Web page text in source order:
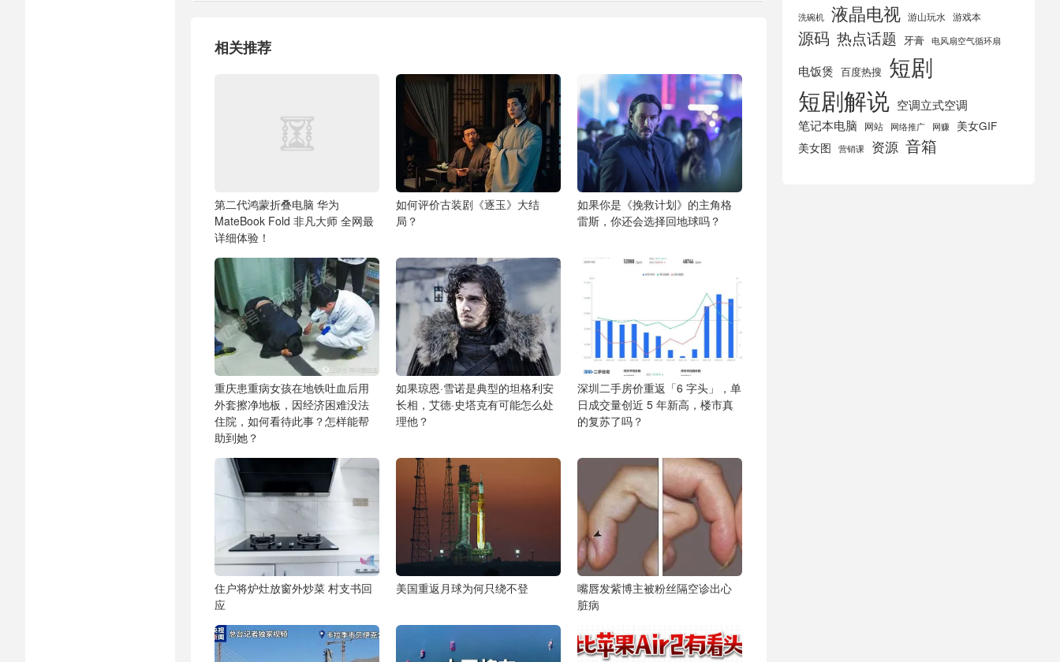
相关推荐
第二代鸿蒙折叠电脑 华为
MateBook Fold 非凡大师 全网最
详细体验！
如何评价古装剧《逐玉》大结
局？
如果你是《挽救计划》的主角格
雷斯，你还会选择回地球吗？
重庆患重病女孩在地铁吐血后用
外套擦净地板，因经济困难没法
住院，如何看待此事？怎样能帮
助到她？
如果琼恩·雪诺是典型的坦格利安
长相，艾德·史塔克有可能怎么处
理他？
深圳二手房价重返「6 字头」，单
日成交量创近 5 年新高，楼市真
的复苏了吗？
住户将炉灶放窗外炒菜 村支书回
应
美国重返月球为何只绕不登
嘴唇发紫博主被粉丝隔空诊出心
脏病
洗碗机 液晶电视 游山玩水 游戏本
源码 热点话题 牙膏 电风扇空气循环扇
电饭煲 百度热搜 短剧
短剧解说 空调立式空调
笔记本电脑 网站 网络推广 网赚
美女GIF
美女图
营销课 资源 音箱